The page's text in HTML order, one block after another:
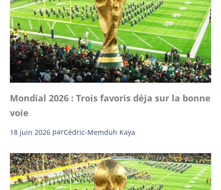
Mondial 2026 : Trois favoris déja sur la bonne
voie
18 juin 2026 parCédric-Memduh Kaya